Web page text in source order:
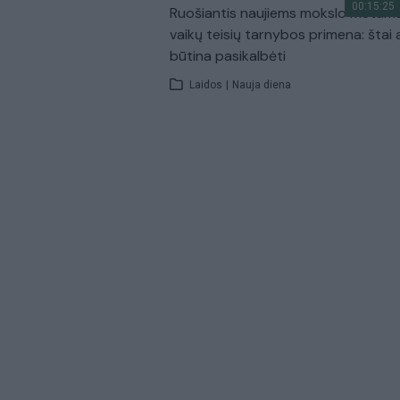
00:15:25
Ruošiantis naujiems mokslo
vaikų teisių tarnybos primena: štai
būtina pasikalbėti
Laidos | Nauja diena